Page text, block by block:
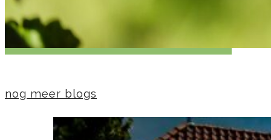
nog meer blogs